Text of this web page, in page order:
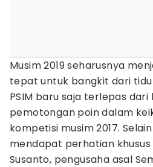
Musim 2019 seharusnya
tepat untuk bangkit dari
PSIM baru saja terlepas dari
pemotongan poin dalam
kompetisi musim 2017.
mendapat perhatian
Susanto, pengusaha asal